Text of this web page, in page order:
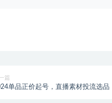
篇
单品正价起号，直播素材投流选品